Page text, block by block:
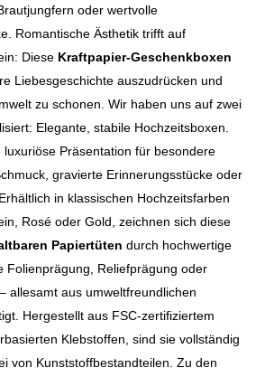
und
und
an Ihr
Ihre
oder wertvolle
Romantische Ästhetik trifft auf
Diese Kraftpapier-Geschenkboxen
Liebesgeschichte auszudrücken und
zu schonen. Wir haben uns auf zwei
Elegante, stabile Hochzeitsboxen.
luxuriöse Präsentation für besondere
gravierte Erinnerungsstücke oder
in klassischen Hochzeitsfarben
Rosé oder Gold, zeichnen sich diese
Papiertüten durch hochwertige
Folienprägung, Reliefprägung oder
allesamt aus umweltfreundlichen
Hergestellt aus FSC-zertifiziertem
Klebstoffen, sind sie vollständig
von Kunststoffbestandteilen. Zu den